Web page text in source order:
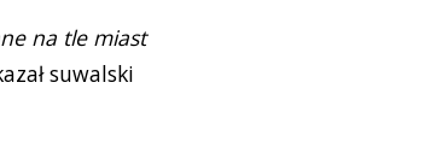
na tle miast
suwalski